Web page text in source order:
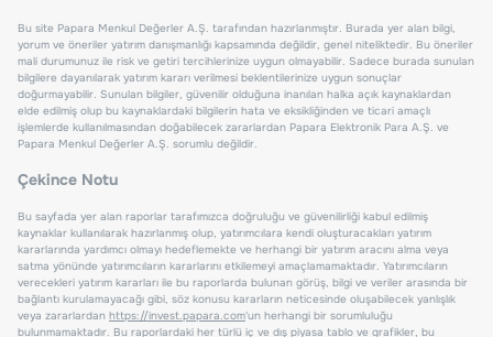
Bu site Papara Menkul Değerler A.Ş. tarafından hazırlanmıştır. Burada yer alan bilgi,
yorum ve öneriler yatırım danışmanlığı kapsamında değildir, genel niteliktedir. Bu öneriler
mali durumunuz ile risk ve getiri tercihlerinize uygun olmayabilir. Sadece burada sunulan
bilgilere dayanılarak yatırım kararı verilmesi beklentilerinize uygun sonuçlar
doğurmayabilir. Sunulan bilgiler, güvenilir olduğuna inanılan halka açık kaynaklardan
elde edilmiş olup bu kaynaklardaki bilgilerin hata ve eksikliğinden ve ticari amaçlı
işlemlerde kullanılmasından doğabilecek zararlardan Papara Elektronik Para A.Ş. ve
Papara Menkul Değerler A.Ş. sorumlu değildir.
Çekince Notu
Bu sayfada yer alan raporlar tarafımızca doğruluğu ve güvenilirliği kabul edilmiş
kaynaklar kullanılarak hazırlanmış olup, yatırımcılara kendi oluşturacakları yatırım
kararlarında yardımcı olmayı hedeflemekte ve herhangi bir yatırım aracını alma veya
satma yönünde yatırımcıların kararlarını etkilemeyi amaçlamamaktadır. Yatırımcıların
verecekleri yatırım kararları ile bu raporlarda bulunan görüş, bilgi ve veriler arasında bir
bağlantı kurulamayacağı gibi, söz konusu kararların neticesinde oluşabilecek yanlışlık
veya zararlardan https://invest.papara.com'un herhangi bir sorumluluğu
bulunmamaktadır. Bu raporlardaki her türlü iç ve dış piyasa tablo ve grafikler, bu